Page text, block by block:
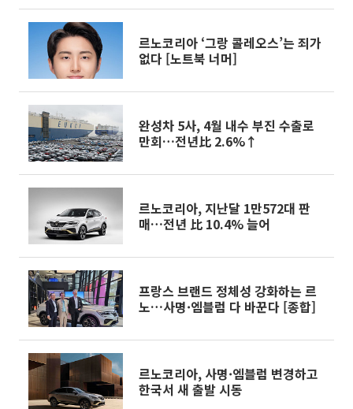
르노코리아 ‘그랑 콜레오스’는 죄가
없다 [노트북 너머]
완성차 5사, 4월 내수 부진 수출로
만회…전년比 2.6%↑
르노코리아, 지난달 1만572대 판
매…전년 比 10.4% 늘어
프랑스 브랜드 정체성 강화하는 르
노…사명·엠블럼 다 바꾼다 [종합]
르노코리아, 사명·엠블럼 변경하고
한국서 새 출발 시동